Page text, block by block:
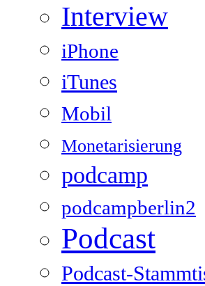
Interview
iPhone
iTunes
Mobil
Monetarisierung
podcamp
podcampberlin2
Podcast
Podcast-